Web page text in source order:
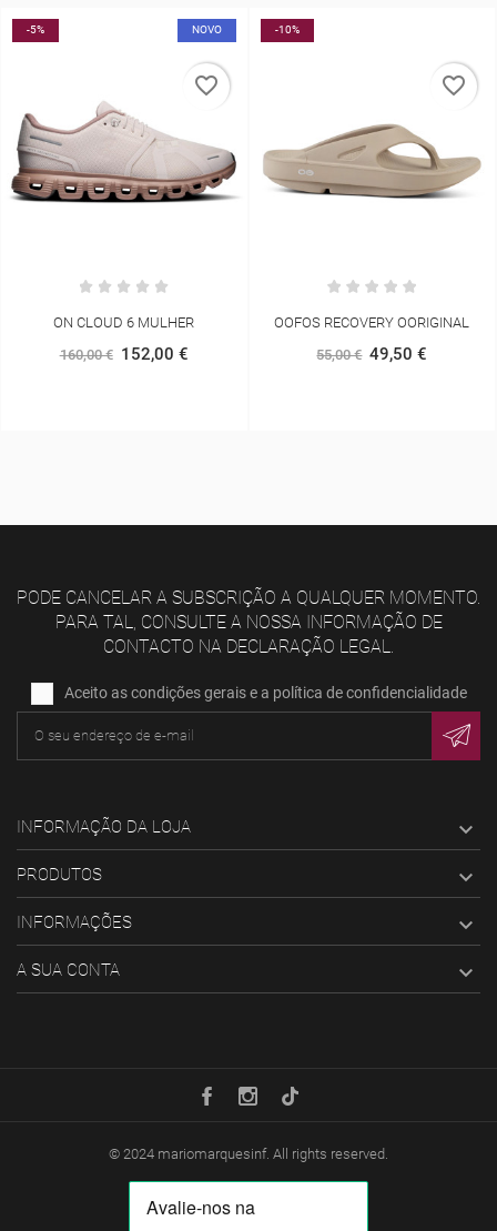
-10%
OOFOS RECOVERY OORIGINAL
55,00 € 49,50 €
favorite_border
-40%
ADIDAS CORSÁRIO TE 3S 3/4
MULHER
favorite_border
PODE CANCELAR A SUBSCRIÇÃO A QUALQUER MOMENTO.
PARA TAL, CONSULTE A NOSSA INFORMAÇÃO DE
CONTACTO NA DECLARAÇÃO LEGAL.
Aceito as condições gerais e a política de confidencialidade
INFORMAÇÃO DA LOJA 
PRODUTOS 
INFORMAÇÕES 
A SUA CONTA 
© 2024 mariomarquesinf. All rights reserved.